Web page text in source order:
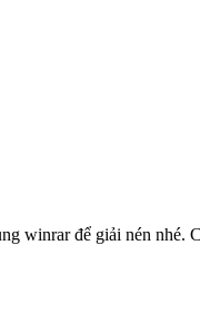
winrar để giải nén nhé.